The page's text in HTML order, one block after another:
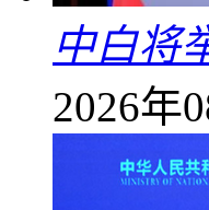
中白将
2026年